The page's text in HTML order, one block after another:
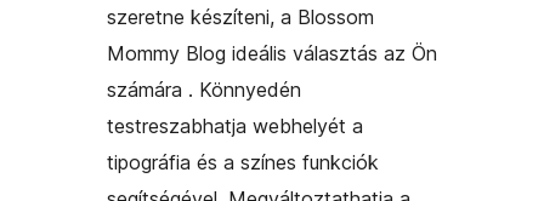
szeretne készíteni, a Blossom
Mommy Blog ideális választás az Ön
számára . Könnyedén
testreszabhatja webhelyét a
tipográfia és a színes funkciók